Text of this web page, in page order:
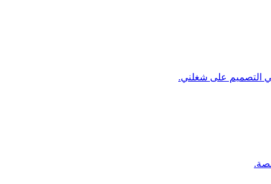
التصميم على شغلني.